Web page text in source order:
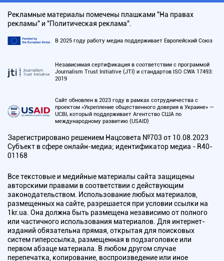
Рекламные материалы помечены плашками "На правах
рекламы" и "Политическая реклама".
В 2025 году работу медиа поддерживает Европейский Союз
Независимая сертификация в соответствии с программой
Journalism Trust Initiative (JTI) и стандартов ISO CWA 17493:
2019
Сайт обновлен в 2023 году в рамках сотрудничества с
проектом «Укрепление общественного доверия в Украине» —
UCBI, который поддерживает Агентство США по
международному развитию (USAID)
Зарегистрировано решением Нацсовета №703 от 10.08.2023
Субъект в сфере онлайн-медиа; идентификатор медиа - R40-
01168
Все текстовые и медийные материалы сайта защищены
авторскими правами в соответствии с действующим
законодательством. Использование любых материалов,
размещенных на сайте, разрешается при условии ссылки на
1kr.ua. Она должна быть размещена независимо от полного
или частичного использования материалов. Для интернет-
изданий обязательна прямая, открытая для поисковых
систем гиперссылка, размещенная в подзаголовке или
первом абзаце материала. В любом другом случае
перепечатка, копирование, воспроизведение или иное